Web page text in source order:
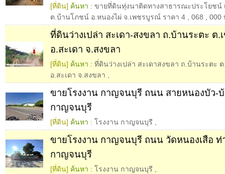
[ที่ดิน] ค้นหา : ขายที่ดินทุ่งนาติดทางสาธารณะประโยชน์
ต.บ้านโภชน์ อ.หนองไผ่ จ.เพชรบูรณ์ ราคา 4
068 000
ที่ดินว่างเปล่า สะเดา-สงขลา ถ.บ้านระตะ ต.
อ.สะเดา จ.สงขลา
[ที่ดิน] ค้นหา : ที่ดินว่างเปล่า สะเดาสงขลา ถ.บ้านระตะ ต
อ.สะเดา จ.สงขลา
ขายโรงงาน กาญจนบุรี ถนน สายหนองบัว-บ้
กาญจนบุรี
[ที่ดิน] ค้นหา : โรงงาน กาญจนบุรี
ขายโรงงาน กาญจนบุรี ถนน วัดหนองเสือ ท่
กาญจนบุรี
[ที่ดิน] ค้นหา : โรงงาน กาญจนบุรี